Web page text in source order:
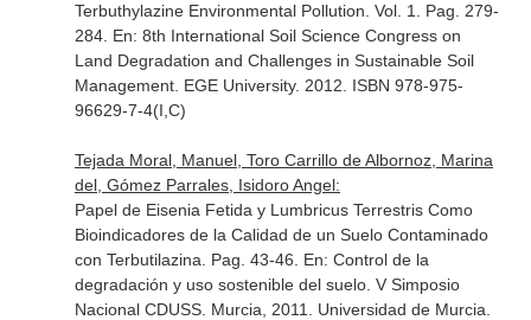
Terbuthylazine Environmental Pollution. Vol. 1. Pag. 279-
284. En: 8th International Soil Science Congress on
Land Degradation and Challenges in Sustainable Soil
Management. EGE University. 2012. ISBN 978-975-
96629-7-4(I,C)
Tejada Moral, Manuel, Toro Carrillo de Albornoz, Marina
del, Gómez Parrales, Isidoro Angel:
Papel de Eisenia Fetida y Lumbricus Terrestris Como
Bioindicadores de la Calidad de un Suelo Contaminado
con Terbutilazina. Pag. 43-46. En: Control de la
degradación y uso sostenible del suelo. V Simposio
Nacional CDUSS. Murcia, 2011
. Universidad de Murcia.